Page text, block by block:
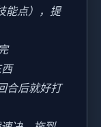
能点），提
合后就好打